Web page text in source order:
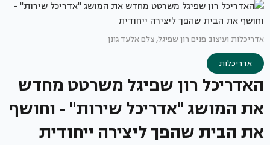
אדריכלות ועיצוב פנים רון שפיגל, צלם אלעד גונן
אדריכלות
האדריכל רון שפיגל משרטט מחדש
את המושג "אדריכל שירות" - וחושף
את הבית שהפך ליצירה ייחודית